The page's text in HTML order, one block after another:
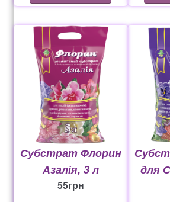
Субстрат Флорин
Азалія, 3 л
55грн
для